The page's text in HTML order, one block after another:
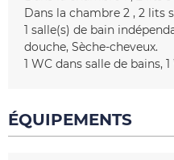
Dans la chambre 2
2 lits
1 salle(s) de bain
douche Sèche-cheveux
1 WC dans salle de bains 1
ÉQUIPEMENTS